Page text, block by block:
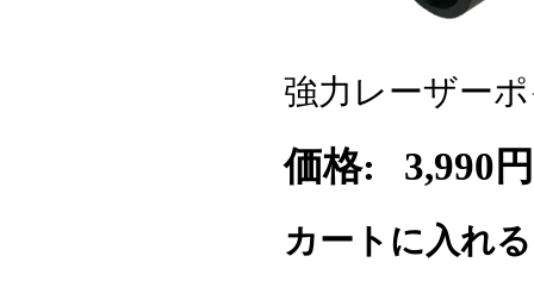
強力レーザー
価格: 3,990円
カートに入れ